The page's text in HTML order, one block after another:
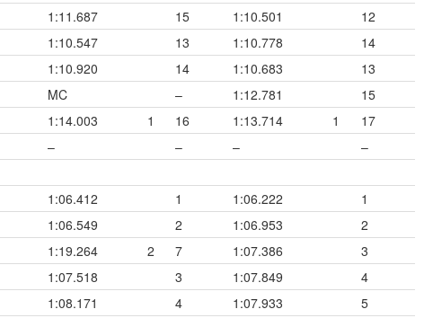
1:11.687 15 1:10.501
12
1:10.547 13 1:10.778
14
1:10.920 14 1:10.683
13
MC – 1:12.781
15
1:14.003 1 16 1:13.714 1
17
– – –
–
1:06.412 1 1:06.222
1
1:06.549 2 1:06.953
2
1:19.264 2 7 1:07.386
3
1:07.518 3 1:07.849
4
1:08.171 4 1:07.933
5